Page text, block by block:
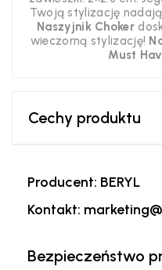
Twoją stylizację
Naszyjnik Choker
wieczorną stylizację!
Must
Cechy produktu
Producent: BERYL
Kontakt:
Bezpieczeństwo